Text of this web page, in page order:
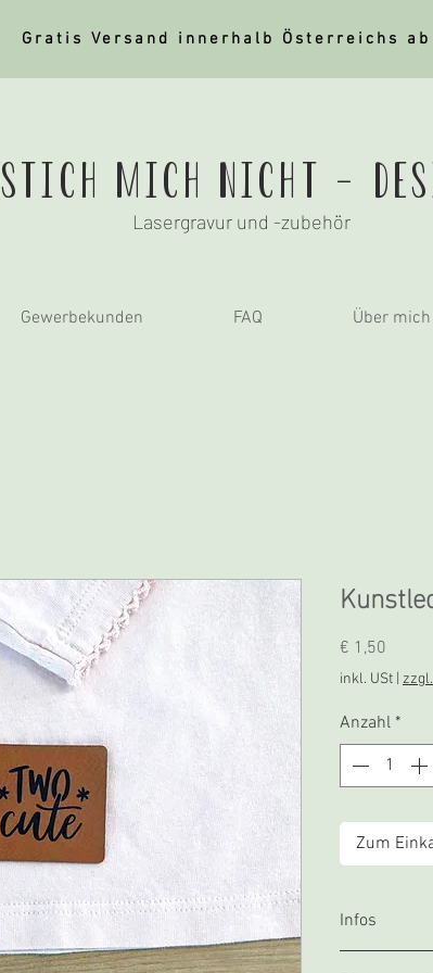
Gratis Versand innerhalb Österreichs ab
stich mich nicht -
Lasergravur und -zubehör
Gewerbekunden FAQ Über mich
€ 1,50
inkl. USt
Anzahl *
Zum
Infos